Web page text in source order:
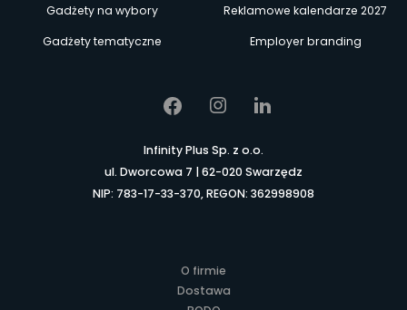
Gadżety na wybory
Reklamowe kalendarze 2027
Gadżety tematyczne
Employer branding
Infinity Plus Sp. z o.o.
ul. Dworcowa 7 | 62-020 Swarzędz
NIP: 783-17-33-370, REGON: 362998908
O firmie
Dostawa